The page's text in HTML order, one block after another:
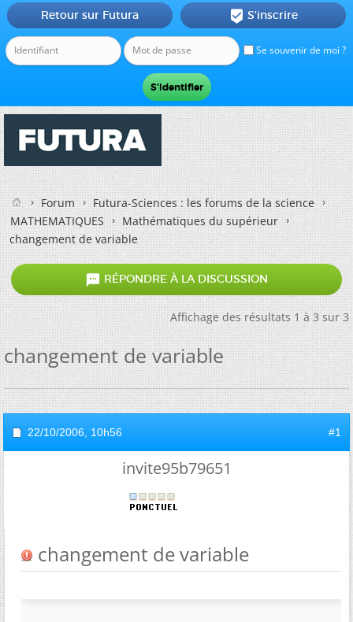
Se souvenir de moi ?
Retour sur Futura  S'inscrire
Forum
Futura-Sciences : les forums de la science
MATHEMATIQUES
Mathématiques du supérieur
changement de variable
 RÉPONDRE À LA DISCUSSION
Affichage des résultats 1 à 3 sur 3
changement de variable
22/10/2006, 10h56 #1
invite95b79651
changement de variable